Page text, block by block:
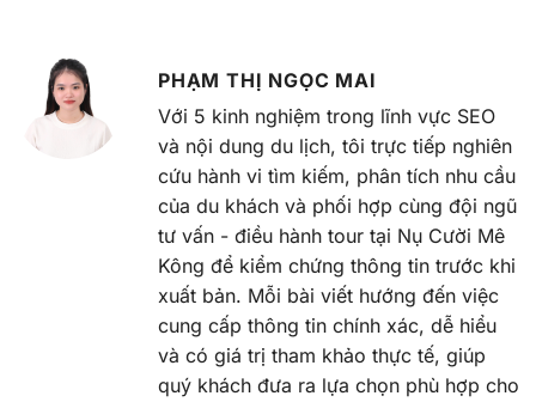
PHẠM THỊ NGỌC MAI
Với 5 kinh nghiệm trong lĩnh vực SEO
và nội dung du lịch, tôi trực tiếp nghiên
cứu hành vi tìm kiếm, phân tích nhu cầu
của du khách và phối hợp cùng đội ngũ
tư vấn - điều hành tour tại Nụ Cười Mê
Kông để kiểm chứng thông tin trước khi
xuất bản. Mỗi bài viết hướng đến việc
cung cấp thông tin chính xác, dễ hiểu
và có giá trị tham khảo thực tế, giúp
quý khách đưa ra lựa chọn phù hợp cho